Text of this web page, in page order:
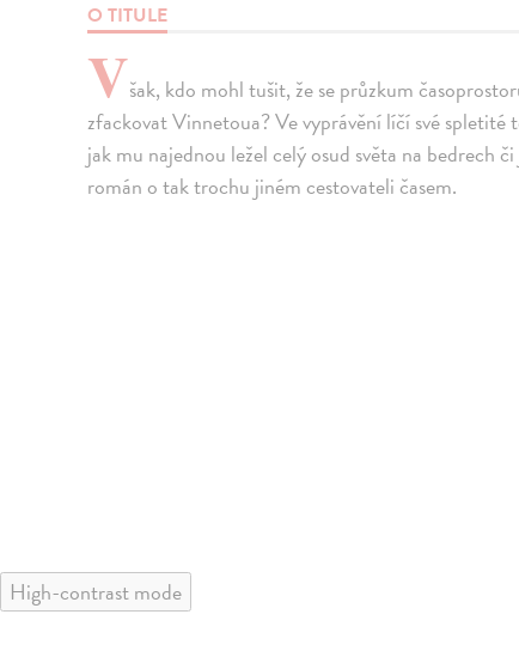
O TITULE
Však, kdo mohl tušit, že se průzkum
zfackovat Vinnetoua? Ve vyprávění líčí své
jak mu najednou ležel celý osud světa na bedrech
román o tak trochu jiném cestovateli časem.
High-contrast mode